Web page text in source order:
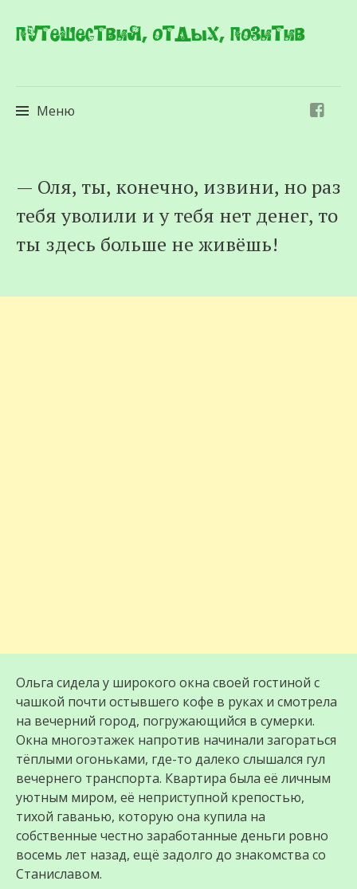
Путешествия, отдых, позитив
Меню
к
содержимому
— Оля, ты, конечно, извини, но раз
тебя уволили и у тебя нет денег, то
ты здесь больше не живёшь!
Ольга сидела у широкого окна своей гостиной с
чашкой почти остывшего кофе в руках и смотрела
на вечерний город, погружающийся в сумерки.
Окна многоэтажек напротив начинали загораться
тёплыми огоньками, где-то далеко слышался гул
вечернего транспорта. Квартира была её личным
уютным миром, её неприступной крепостью,
тихой гаванью, которую она купила на
собственные честно заработанные деньги ровно
восемь лет назад, ещё задолго до знакомства со
Станиславом.